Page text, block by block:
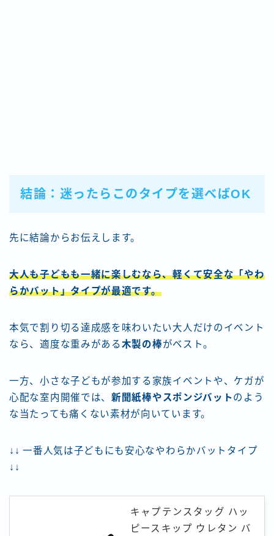
結論：迷ったらこのタイプを選べばOK
先に結論からお伝えします。
大人も子どもも一緒に楽しむなら、軽くて安全な「やわ
らかバット」タイプが最適です。
本気で割り切る達成感を味わいたい大人だけのイベント
なら、適度な重みがある木製の棒がベスト。
一方、小さな子どもが参加する家族イベントや、ケガが
心配な室内開催では、 新聞紙棒やスポンジバットのよう
な当たっても痛くない素材が向いています。
↓↓ 一番人気は子どもにも安心なやわらかバットタイプ
↓↓
キャプテンスタッグ ハッ
ピースキップ ウレタン バ